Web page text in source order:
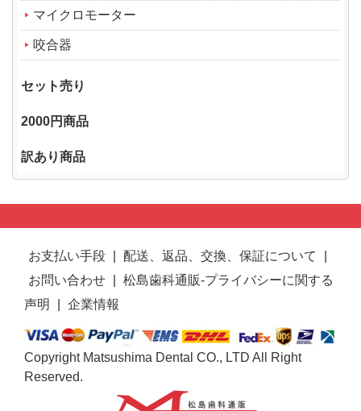
マイクロモーター
咬合器
セット売り
2000円商品
訳あり商品
お支払い手段 配送、返品、交換、保証について
お問い合わせ
松島歯科通販-プライバシーに関する
声明
企業情報
Copyright Matsushima Dental CO., LTD All Right
Reserved.